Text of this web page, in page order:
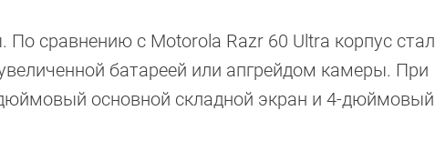
сравнению с Motorola Razr 60 Ultra корпус стал
батареей или апгрейдом камеры. При
основной складной экран и 4-дюймовый